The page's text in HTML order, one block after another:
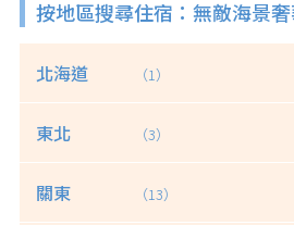
按地區搜尋住宿：無敵海景
北海道 （1）
東北 （3）
關東 （13）